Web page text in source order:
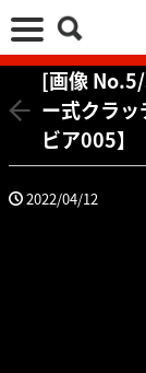
[画像
ー式クラ
ビア005】
2022/04/12